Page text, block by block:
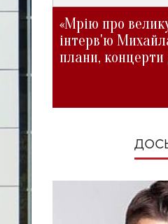
«Мрію про
інтерв'ю
плани, концерти